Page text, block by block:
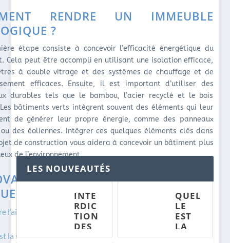
RENDRE UN IMMEUBLE
?
étape consiste à concevoir l’efficacité énergétique du
Cela peut être accompli en utilisant une isolation efficace,
à double vitrage et des systèmes de chauffage et de
efficaces. Ensuite, il est important d’utiliser des
durables tels que le bambou, l’acier recyclé et le bois
bâtiments verts intègrent souvent des éléments qui leur
de générer leur propre énergie, comme des panneaux
des éoliennes. Intégrer ces quelques éléments clés dans
de construction vous aidera à concevoir un bâtiment plus
de l’environnement.
DURABLE : QUESTIONS
l’aide pour l’isolation extérieur en 2022
la maison la plus écologique ?
LES NOUVEAUTÉS
INTE
RDIC
TION
DES
PLAS
QUEL
LE
EST
LA
MAIS